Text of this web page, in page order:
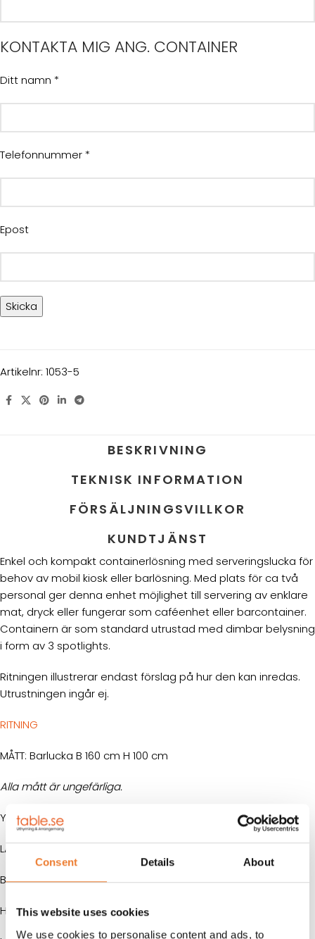
Consent Details About
This website uses cookies
We use cookies to personalise content and ads, to
KONTAKTA MIG ANG. CONTAINER
Ditt namn *
Telefonnummer *
Epost
Artikelnr: 1053-5
BESKRIVNING
TEKNISK INFORMATION
FÖRSÄLJNINGSVILLKOR
KUNDTJÄNST
Enkel och kompakt containerlösning med serveringslucka för
behov av mobil kiosk eller barlösning. Med plats för ca två
personal ger denna enhet möjlighet till servering av enklare
mat, dryck eller fungerar som caféenhet eller barcontainer.
Containern är som standard utrustad med dimbar belysning
i form av 3 spotlights.
Ritningen illustrerar endast förslag på hur den kan inredas.
Utrustningen ingår ej.
RITNING
MÅTT: Barlucka B 160 cm H 100 cm
Alla mått är ungefärliga.
Yttermått:
LÄNGD:
BREDD: 2438 mm
HÖJD: 2591 mm